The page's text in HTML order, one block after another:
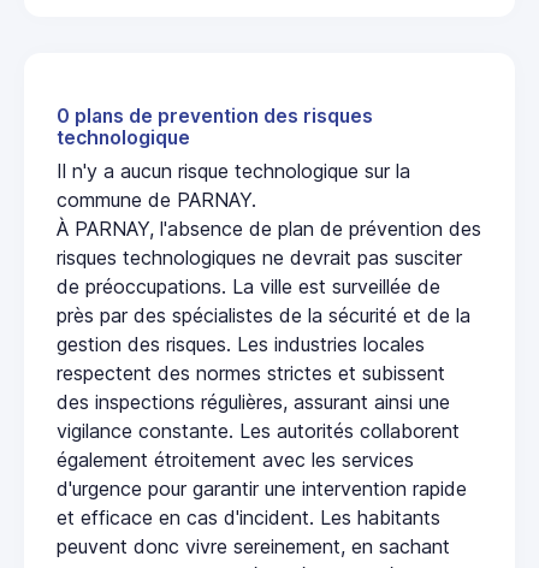
0 plans de prevention des risques
technologique
Il n'y a aucun risque technologique sur la
commune de PARNAY.
À PARNAY, l'absence de plan de prévention des
risques technologiques ne devrait pas susciter
de préoccupations. La ville est surveillée de
près par des spécialistes de la sécurité et de la
gestion des risques. Les industries locales
respectent des normes strictes et subissent
des inspections régulières, assurant ainsi une
vigilance constante. Les autorités collaborent
également étroitement avec les services
d'urgence pour garantir une intervention rapide
et efficace en cas d'incident. Les habitants
peuvent donc vivre sereinement, en sachant